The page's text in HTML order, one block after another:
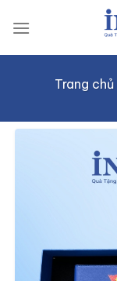
Trang chủ